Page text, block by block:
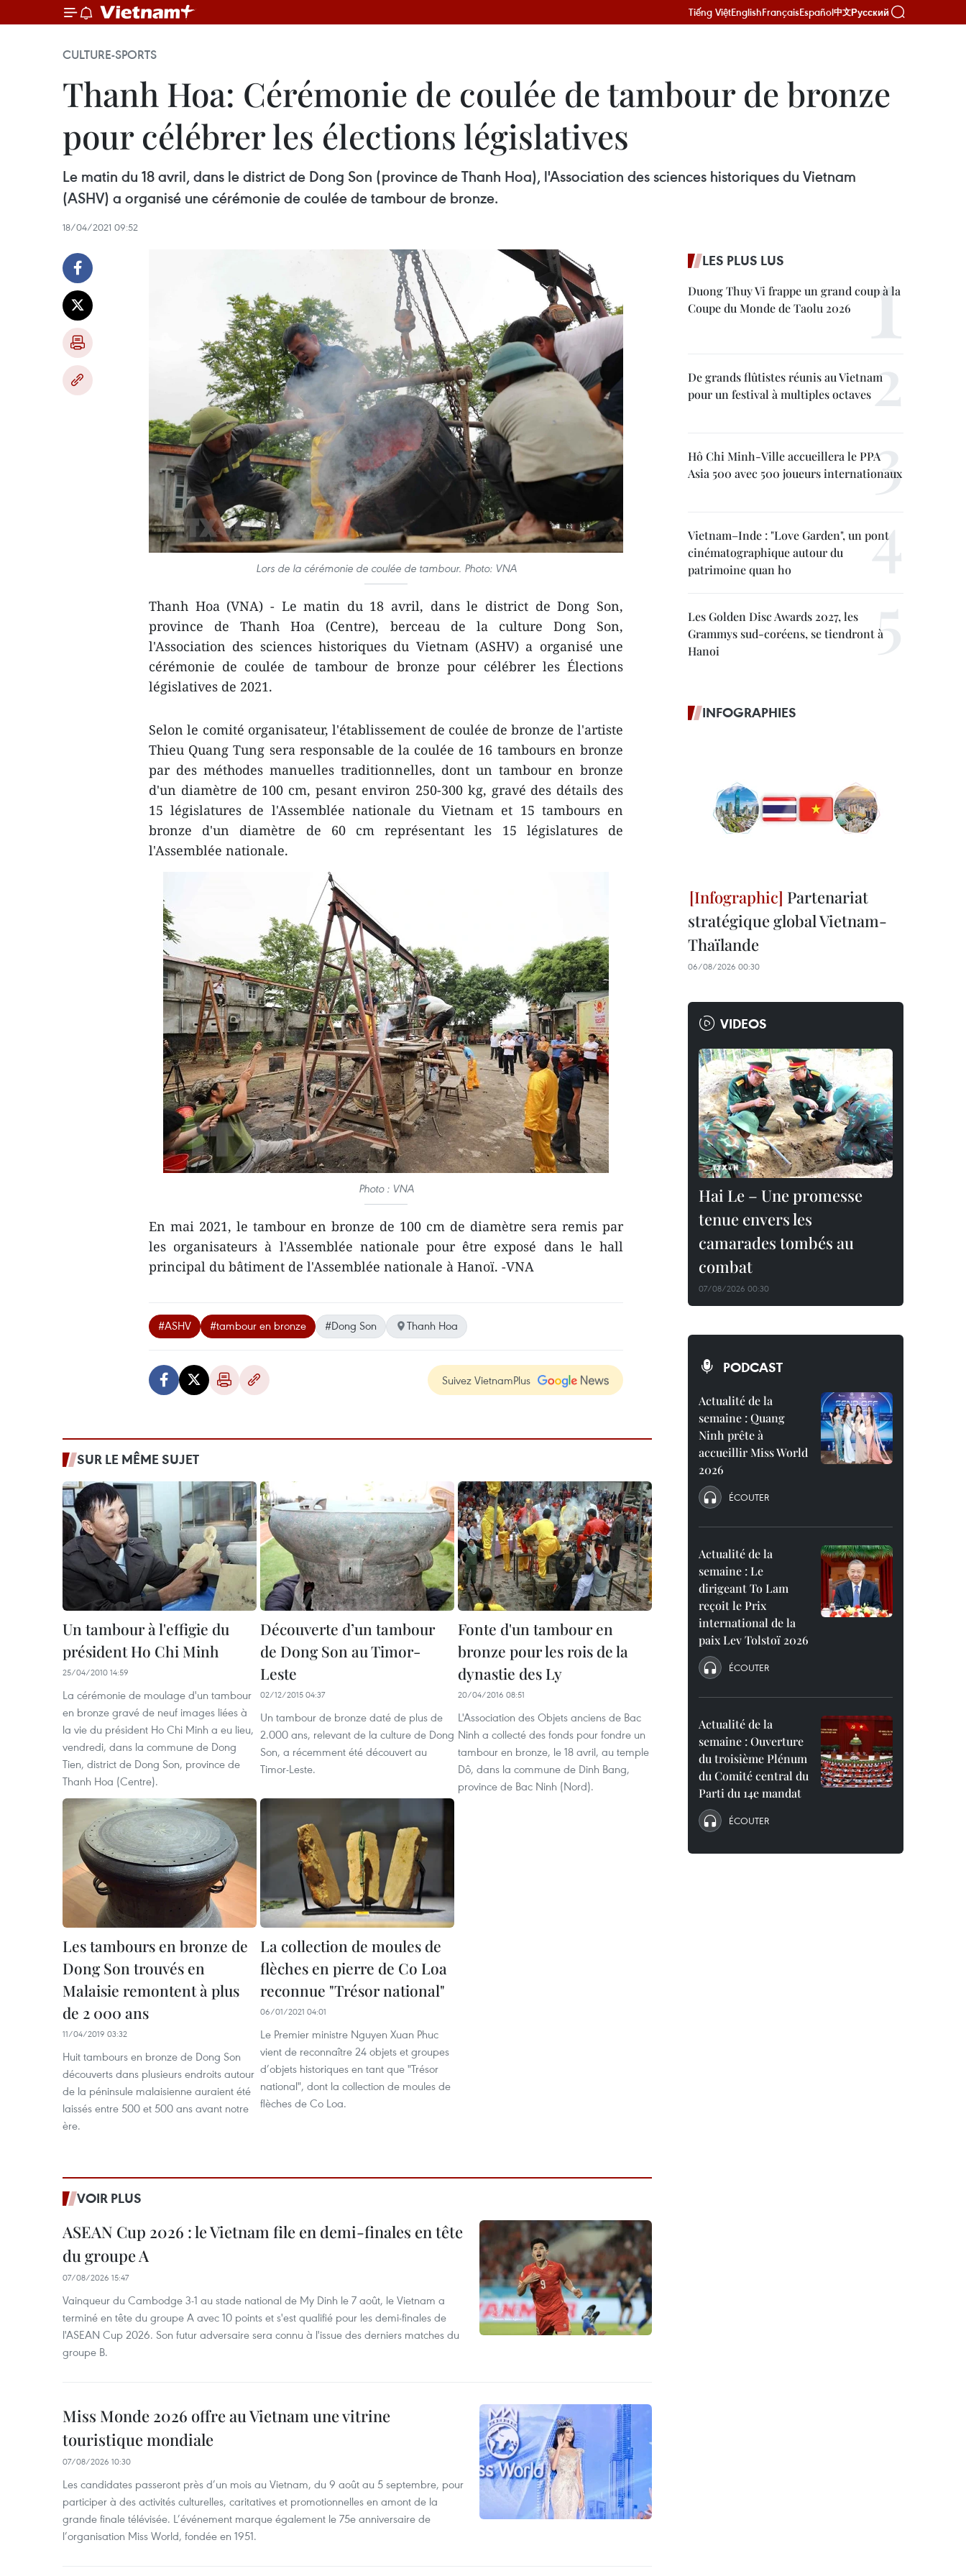
Tiếng ViệtEnglishFrançaisEspañol中文Русский
CULTURE-SPORTS
Thanh Hoa: Cérémonie de coulée de tambour de bronze
pour célébrer les élections législatives
Le matin du 18 avril, dans le district de Dong Son (province de Thanh Hoa), l'Association des sciences historiques du Vietnam
(ASHV) a organisé une cérémonie de coulée de tambour de bronze.
18/04/2021 09:52
Lors de la cérémonie de coulée de tambour. Photo: VNA
Thanh Hoa (VNA) - Le matin du 18 avril, dans le district de Dong Son,
province de Thanh Hoa (Centre), berceau de la culture Dong Son,
l'Association des sciences historiques du Vietnam (ASHV) a organisé une
cérémonie de coulée de tambour de bronze pour célébrer les Élections
législatives de 2021.
Selon le comité organisateur, l'établissement de coulée de bronze de l'artiste
Thieu Quang Tung sera responsable de la coulée de 16 tambours en bronze
par des méthodes manuelles traditionnelles, dont un tambour en bronze
d'un diamètre de 100 cm, pesant environ 250-300 kg, gravé des détails des
15 législatures de l'Assemblée nationale du Vietnam et 15 tambours en
bronze d'un diamètre de 60 cm représentant les 15 législatures de
l'Assemblée nationale.
Photo : VNA
En mai 2021, le tambour en bronze de 100 cm de diamètre sera remis par
les organisateurs à l'Assemblée nationale pour être exposé dans le hall
principal du bâtiment de l'Assemblée nationale à Hanoï. -VNA
#ASHV #tambour en bronze #Dong Son Thanh Hoa
Suivez VietnamPlus
SUR LE MÊME SUJET
Un tambour à l'effigie du
président Ho Chi Minh
25/04/2010 14:59
La cérémonie de moulage d'un tambour
en bronze gravé de neuf images liées à
la vie du président Ho Chi Minh a eu lieu,
vendredi, dans la commune de Dong
Tien, district de Dong Son, province de
Thanh Hoa (Centre).
Découverte d’un tambour
de Dong Son au Timor-
Leste
02/12/2015 04:37
Un tambour de bronze daté de plus de
2.000 ans, relevant de la culture de Dong
Son, a récemment été découvert au
Timor-Leste.
Fonte d'un tambour en
bronze pour les rois de la
dynastie des Ly
20/04/2016 08:51
L'Association des Objets anciens de Bac
Ninh a collecté des fonds pour fondre un
tambour en bronze, le 18 avril, au temple
Dô, dans la commune de Dinh Bang,
province de Bac Ninh (Nord).
Les tambours en bronze de
Dong Son trouvés en
Malaisie remontent à plus
de 2 000 ans
11/04/2019 03:32
Huit tambours en bronze de Dong Son
découverts dans plusieurs endroits autour
de la péninsule malaisienne auraient été
laissés entre 500 et 500 ans avant notre
ère.
La collection de moules de
flèches en pierre de Co Loa
reconnue "Trésor national"
06/01/2021 04:01
Le Premier ministre Nguyen Xuan Phuc
vient de reconnaître 24 objets et groupes
d’objets historiques en tant que "Trésor
national", dont la collection de moules de
flèches de Co Loa.
VOIR PLUS
ASEAN Cup 2026 : le Vietnam file en demi-finales en tête
du groupe A
07/08/2026 15:47
Vainqueur du Cambodge 3-1 au stade national de My Dinh le 7 août, le Vietnam a
terminé en tête du groupe A avec 10 points et s'est qualifié pour les demi-finales de
l'ASEAN Cup 2026. Son futur adversaire sera connu à l'issue des derniers matches du
groupe B.
Miss Monde 2026 offre au Vietnam une vitrine
touristique mondiale
07/08/2026 10:30
Les candidates passeront près d’un mois au Vietnam, du 9 août au 5 septembre, pour
participer à des activités culturelles, caritatives et promotionnelles en amont de la
grande finale télévisée. L’événement marque également le 75e anniversaire de
l’organisation Miss World, fondée en 1951.
LES PLUS LUS
Duong Thuy Vi frappe un grand coup à la
Coupe du Monde de Taolu 2026
De grands flûtistes réunis au Vietnam
pour un festival à multiples octaves
Hô Chi Minh-Ville accueillera le PPA
Asia 500 avec 500 joueurs internationaux
Vietnam–Inde : "Love Garden", un pont
cinématographique autour du
patrimoine quan ho
Les Golden Disc Awards 2027, les
Grammys sud-coréens, se tiendront à
Hanoi
INFOGRAPHIES
Partenariat
stratégique global Vietnam-
Thaïlande
06/08/2026 00:30
VIDEOS
Hai Le – Une promesse
tenue envers les
camarades tombés au
combat
07/08/2026 00:30
PODCAST
Actualité de la
semaine : Quang
Ninh prête à
accueillir Miss World
2026
ÉCOUTER
Actualité de la
semaine : Le
dirigeant To Lam
reçoit le Prix
international de la
paix Lev Tolstoï 2026
ÉCOUTER
Actualité de la
semaine : Ouverture
du troisième Plénum
du Comité central du
Parti du 14e mandat
ÉCOUTER